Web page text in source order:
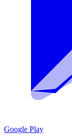
Google Play